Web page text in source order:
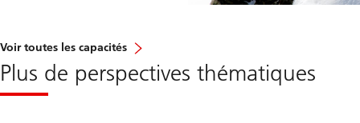
Voir toutes les capacités
Plus de perspectives thématiques